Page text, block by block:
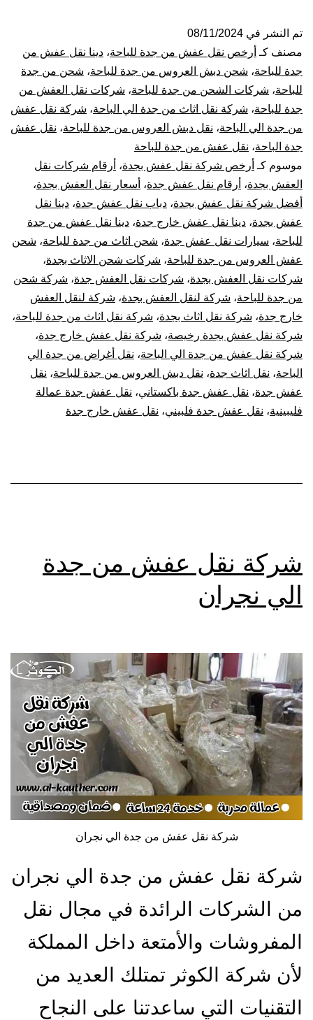
عفش
من
جدة
الي
الباحة
تم النشر في 08/11/2024
مصنف كـ أرخص نقل عفش من جدة للباحة، دينا نقل عفش من
جدة للباحة، شحن دبش العروس من جدة للباحة، شحن من جدة
للباحة، شركات الشحن من جدة للباحة، شركات نقل العفش من
جدة للباحة، شركة نقل اثاث من جدة الي الباحة، شركة نقل عفش
من جدة الي الباحة، نقل دبش العروس من جدة للباحة، نقل عفش
جدة الباحة، نقل عفش من جدة للباحة
موسوم كـ أرخص شركة نقل عفش بجدة، أرقام شركات نقل
العفش بجدة، أرقام نقل عفش جدة، أسعار نقل العفش بجدة،
أفضل شركة نقل عفش بجدة، دباب نقل عفش جدة، دينا نقل
عفش بجدة، دينا نقل عفش خارج جدة، دينا نقل عفش من جدة
للباحة، سيارات نقل عفش جدة، شحن اثاث من جدة للباحة، شحن
عفش العروس من جدة للباحة، شركات شحن الاثاث بجدة،
شركات نقل العفش بجدة، شركات نقل العفش جدة، شركة شحن
من جدة للباحة، شركة لنقل العفش بجدة، شركة لنقل العفش
خارج جدة، شركة نقل اثاث بجدة، شركة نقل اثاث من جدة للباحة،
شركة نقل عفش بجدة رخيصة، شركة نقل عفش خارج جدة،
شركة نقل عفش من جدة الي الباحة، نقل أغراض من جدة الي
الباحة، نقل اثاث جدة، نقل دبش العروس من جدة للباحة، نقل
عفش جدة، نقل عفش جدة باكستاني، نقل عفش جدة عمالة
فليبينية، نقل عفش جدة فلبيني، نقل عفش خارج جدة
شركة نقل عفش من جدة
الي نجران
شركة نقل عفش من جدة الي نجران
شركة نقل عفش من جدة الي نجران
من الشركات الرائدة في مجال نقل
المفروشات والأمتعة داخل المملكة
لأن شركة الكوثر تمتلك العديد من
التقنيات التي ساعدتنا على النجاح